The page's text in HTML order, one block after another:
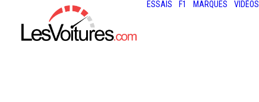
ESSAIS F1 MARQUES VIDÉOS